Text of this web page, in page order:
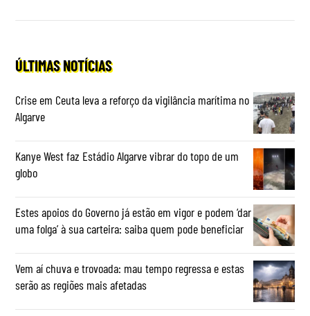
ÚLTIMAS NOTÍCIAS
Crise em Ceuta leva a reforço da vigilância marítima no
Algarve
Kanye West faz Estádio Algarve vibrar do topo de um
globo
Estes apoios do Governo já estão em vigor e podem ‘dar
uma folga’ à sua carteira: saiba quem pode beneficiar
Vem aí chuva e trovoada: mau tempo regressa e estas
serão as regiões mais afetadas